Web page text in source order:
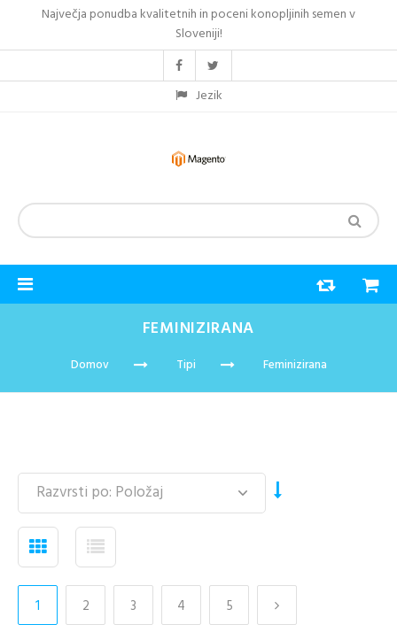
Največja ponudba kvalitetnih in poceni konopljinih semen v
Sloveniji!
Jezik
FEMINIZIRANA
Domov Tipi Feminizirana
1 2 3 4 5